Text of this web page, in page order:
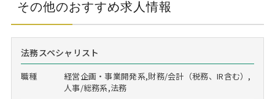
その他のおすすめ求人情報
法務スペシャリスト
職種
経営企画・事業開発系,財務/会計（税務、IR含む）,
人事/総務系,法務